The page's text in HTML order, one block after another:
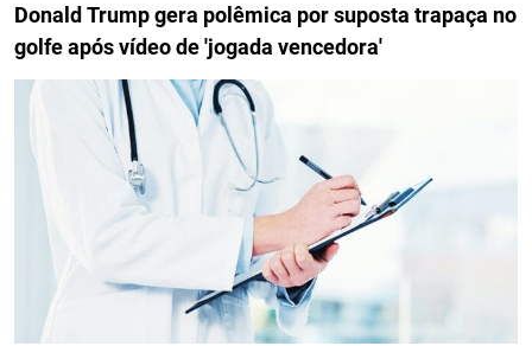
Donald Trump gera polêmica por suposta trapaça no
golfe após vídeo de 'jogada vencedora'